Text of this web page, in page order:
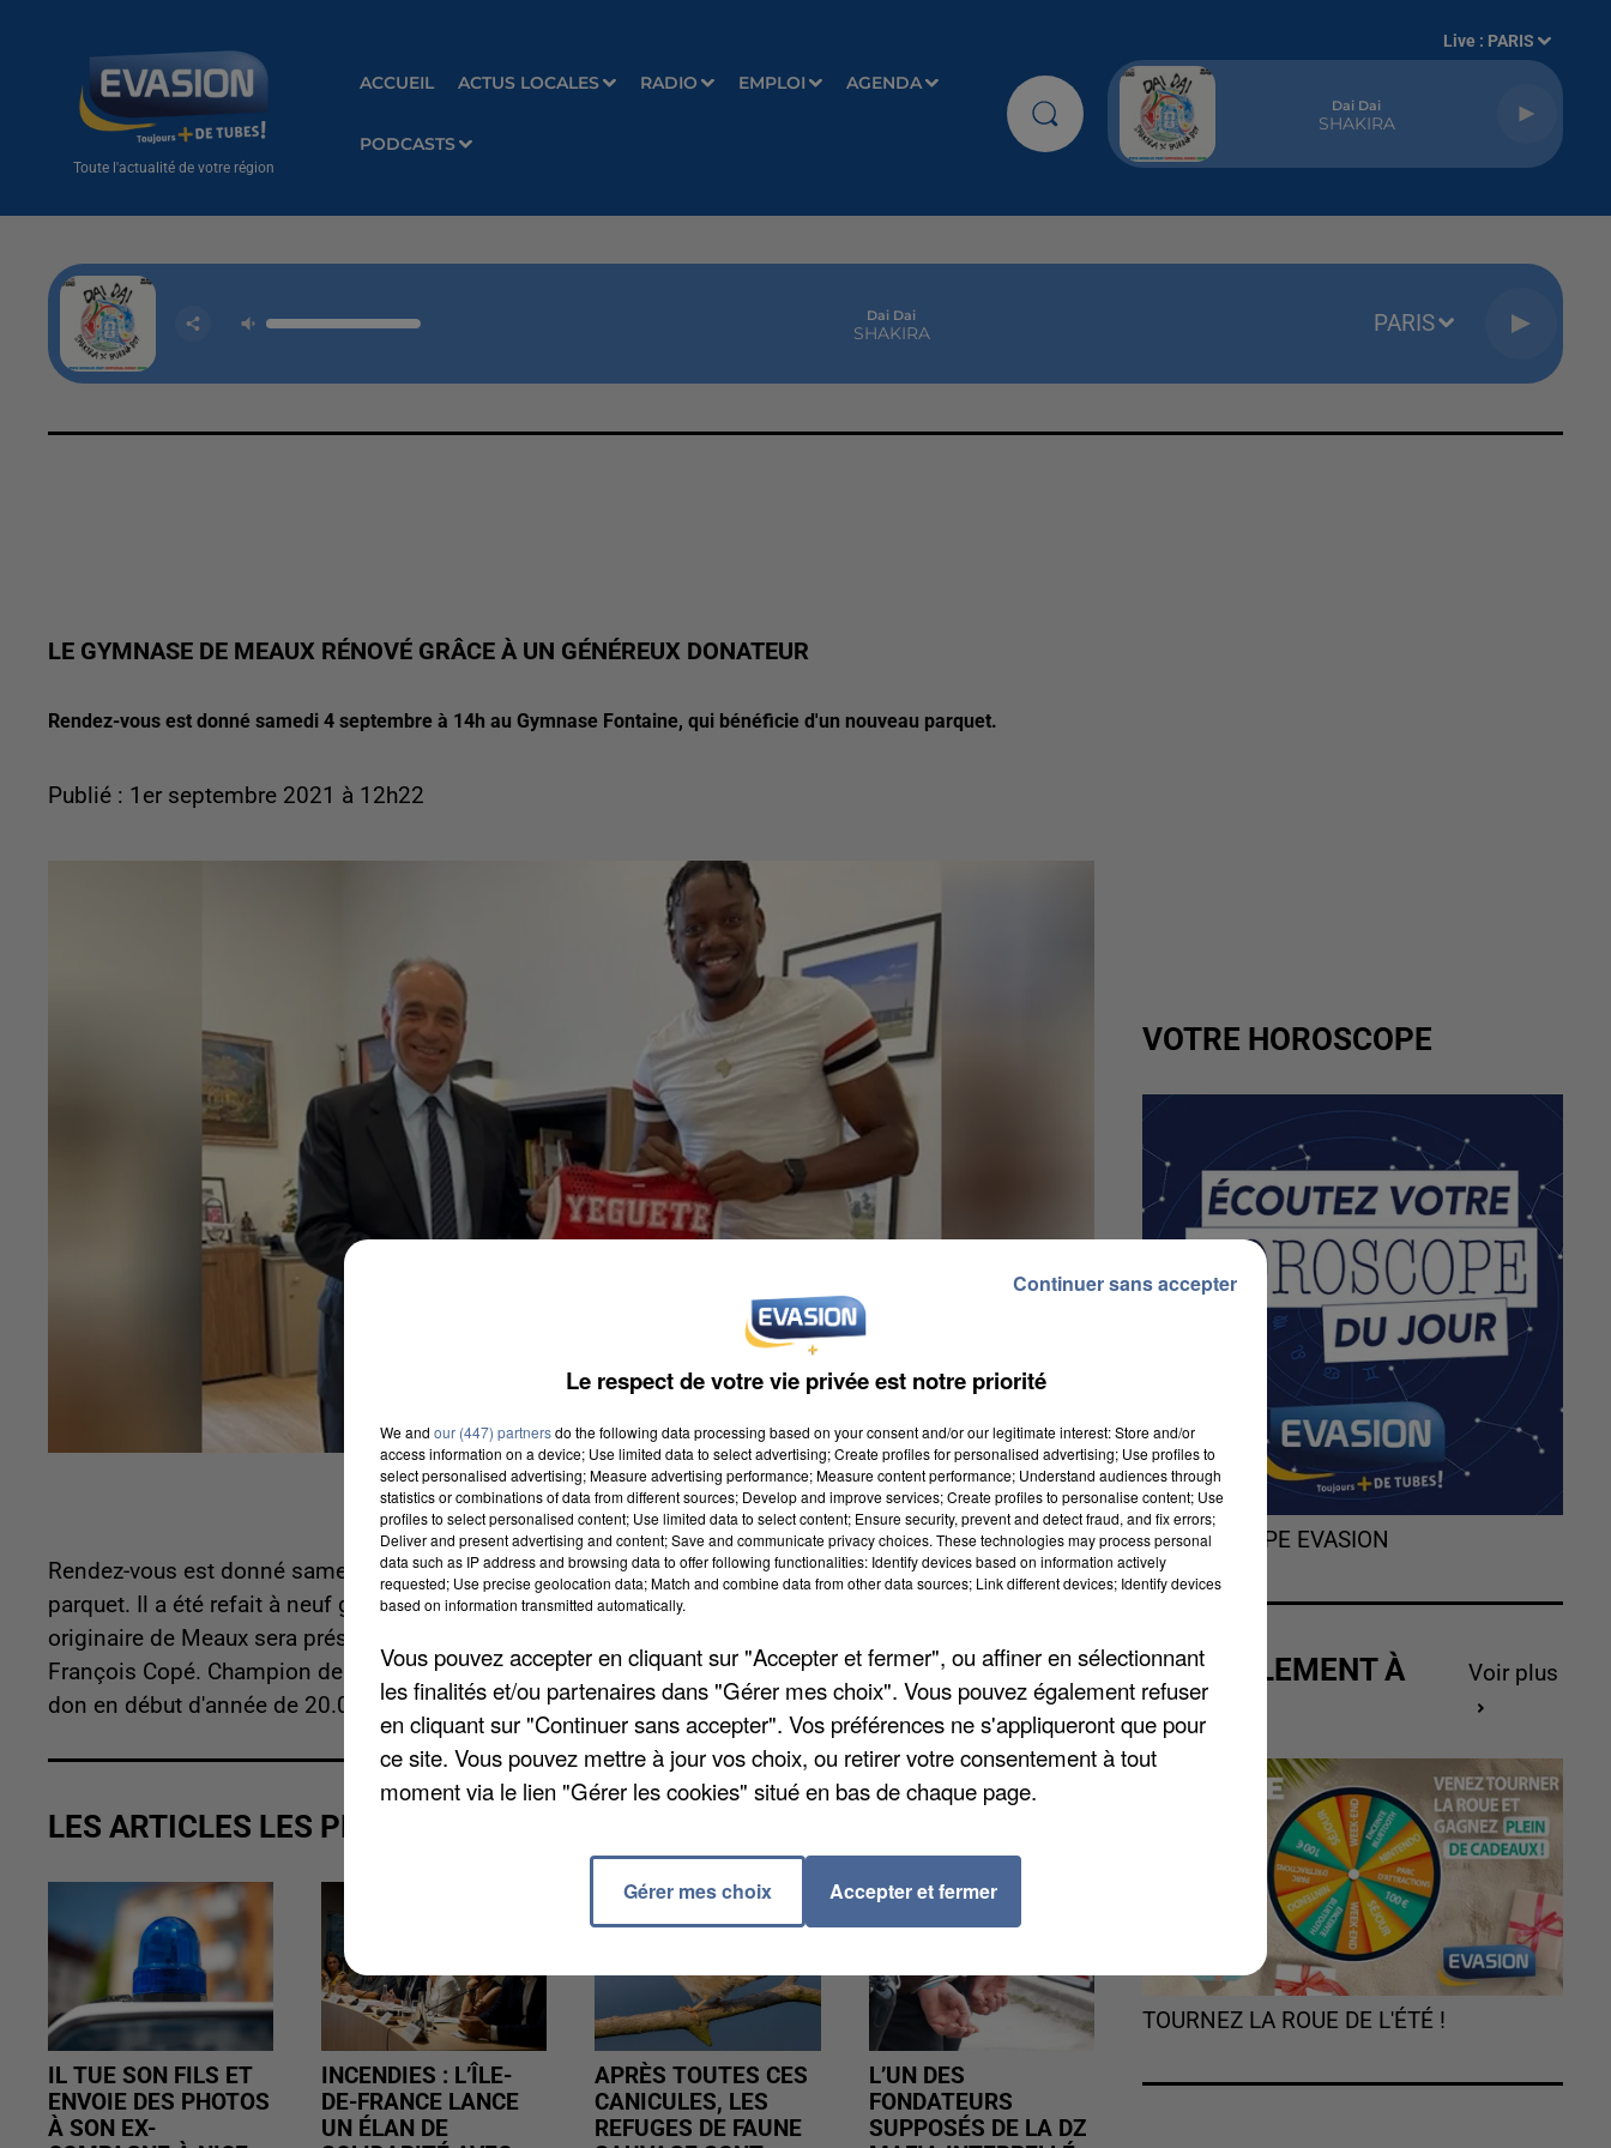
Toute l'actualité de votre région
ACCUEIL ACTUS LOCALES RADIO EMPLOI AGENDA
PODCASTS
Live : PARIS
Dai Dai
SHAKIRA
Dai Dai
SHAKIRA PARIS
LE GYMNASE DE MEAUX RÉNOVÉ GRÂCE À UN GÉNÉREUX DONATEUR
Rendez-vous est donné samedi 4 septembre à 14h au Gymnase Fontaine, qui bénéficie d'un nouveau parquet.
Publié : 1er septembre 2021 à 12h22
Rendez-vous est donné samedi 4 septembre à 14h au Gymnase Fontaine, qui bénéficie d'un nouveau
parquet. Il a été refait à neuf grâce à la contribution de Wilfried Yeguete. Le champion de basket
originaire de Meaux sera présent sur place pour inaugurer le nouvel équipement, accompagné de Jean-
François Copé. Champion de France en 2018, et actuel joueur de l'AS Monaco, Wilfried Yeguete a fait
don en début d'année de 20.000 euros à la ville.
LES ARTICLES LES PLUS VUS
IL TUE SON FILS ET
ENVOIE DES PHOTOS
À SON EX-
INCENDIES : L’ÎLE-
DE-FRANCE LANCE
UN ÉLAN DE
APRÈS TOUTES CES
CANICULES, LES
REFUGES DE FAUNE
L’UN DES
FONDATEURS
SUPPOSÉS DE LA DZ
VOTRE HOROSCOPE
L'HOROSCOPE EVASION
ACTUELLEMENT À
GAGNER
Voir plus
TOURNEZ LA ROUE DE L'ÉTÉ !
Le respect de votre vie privée est notre priorité
We and our (447) partnersdo the following data processing based on your consent and/or our legitimate interest: Store and/or
access information on a device; Use limited data to select advertising; Create profiles for personalised advertising; Use profiles to
select personalised advertising; Measure advertising performance; Measure content performance; Understand audiences through
statistics or combinations of data from different sources; Develop and improve services; Create profiles to personalise content; Use
profiles to select personalised content; Use limited data to select content; Ensure security, prevent and detect fraud, and fix errors;
Deliver and present advertising and content; Save and communicate privacy choices. These technologies may process personal
data such as IP address and browsing data to offer following functionalities: Identify devices based on information actively
requested; Use precise geolocation data; Match and combine data from other data sources; Link different devices; Identify devices
based on information transmitted automatically.
Vous pouvez accepter en cliquant sur "Accepter et fermer", ou affiner en sélectionnant
les finalités et/ou partenaires dans "Gérer mes choix". Vous pouvez également refuser
en cliquant sur "Continuer sans accepter". Vos préférences ne s'appliqueront que pour
ce site. Vous pouvez mettre à jour vos choix, ou retirer votre consentement à tout
moment via le lien "Gérer les cookies" situé en bas de chaque page.
Gérer mes choix Accepter et fermer
Continuer sans accepter